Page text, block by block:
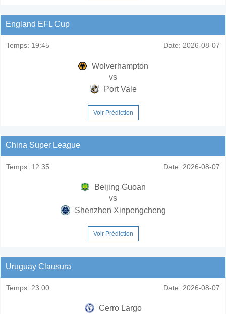
England EFL Cup
Temps: 19:45 Date: 2026-08-07
Wolverhampton
vs
Port Vale
Voir Prédiction
China Super League
Temps: 12:35 Date: 2026-08-07
Beijing Guoan
vs
Shenzhen Xinpengcheng
Voir Prédiction
Uruguay Clausura
Temps: 23:00 Date: 2026-08-07
Cerro Largo